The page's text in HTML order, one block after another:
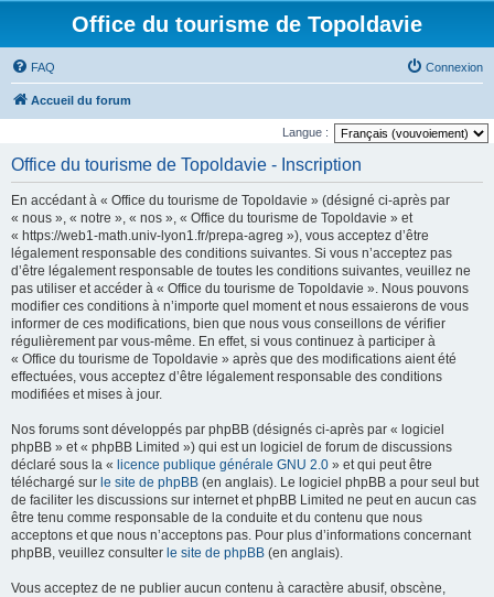
Office du tourisme de Topoldavie
FAQ Connexion
Accueil du forum
Langue :
Office du tourisme de Topoldavie - Inscription
En accédant à « Office du tourisme de Topoldavie » (désigné ci-après par
« nous », « notre », « nos », « Office du tourisme de Topoldavie » et
« https://web1-math.univ-lyon1.fr/prepa-agreg »), vous acceptez d’être
légalement responsable des conditions suivantes. Si vous n’acceptez pas
d’être légalement responsable de toutes les conditions suivantes, veuillez ne
pas utiliser et accéder à « Office du tourisme de Topoldavie ». Nous pouvons
modifier ces conditions à n’importe quel moment et nous essaierons de vous
informer de ces modifications, bien que nous vous conseillons de vérifier
régulièrement par vous-même. En effet, si vous continuez à participer à
« Office du tourisme de Topoldavie » après que des modifications aient été
effectuées, vous acceptez d’être légalement responsable des conditions
modifiées et mises à jour.
Nos forums sont développés par phpBB (désignés ci-après par « logiciel
phpBB » et « phpBB Limited ») qui est un logiciel de forum de discussions
déclaré sous la « licence publique générale GNU 2.0 » et qui peut être
téléchargé sur le site de phpBB (en anglais). Le logiciel phpBB a pour seul but
de faciliter les discussions sur internet et phpBB Limited ne peut en aucun cas
être tenu comme responsable de la conduite et du contenu que nous
acceptons et que nous n’acceptons pas. Pour plus d’informations concernant
phpBB, veuillez consulter le site de phpBB (en anglais).
Vous acceptez de ne publier aucun contenu à caractère abusif, obscène,